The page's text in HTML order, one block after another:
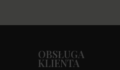
OBSŁUGA
KLIENTA